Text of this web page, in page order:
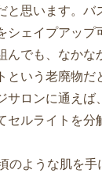
と思います。バ
ェイプアップ
んでも、なかな
という老廃物だ
サロンに通えば
セルライトを分
のような肌を